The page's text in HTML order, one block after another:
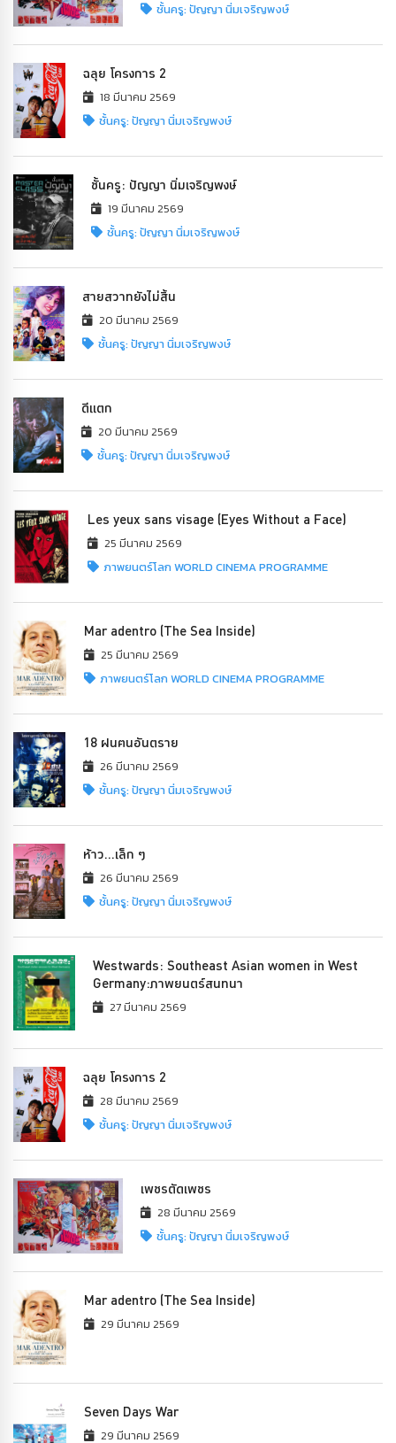
ชั้นครู: ปัญญา นิ่มเจริญพงษ์
ฉลุย โครงการ 2
18 มีนาคม 2569
ชั้นครู: ปัญญา นิ่มเจริญพงษ์
ชั้นครู: ปัญญา นิ่มเจริญพงษ์
19 มีนาคม 2569
ชั้นครู: ปัญญา นิ่มเจริญพงษ์
สายสวาทยังไม่สิ้น
20 มีนาคม 2569
ชั้นครู: ปัญญา นิ่มเจริญพงษ์
ดีแตก
20 มีนาคม 2569
ชั้นครู: ปัญญา นิ่มเจริญพงษ์
Les yeux sans visage (Eyes Without a Face)
25 มีนาคม 2569
ภาพยนตร์โลก WORLD CINEMA PROGRAMME
Mar adentro (The Sea Inside)
25 มีนาคม 2569
ภาพยนตร์โลก WORLD CINEMA PROGRAMME
18 ฝนฅนอันตราย
26 มีนาคม 2569
ชั้นครู: ปัญญา นิ่มเจริญพงษ์
ห้าว...เล็ก ๆ
26 มีนาคม 2569
ชั้นครู: ปัญญา นิ่มเจริญพงษ์
Westwards: Southeast Asian women in West
Germany:ภาพยนตร์สนทนา
27 มีนาคม 2569
ฉลุย โครงการ 2
28 มีนาคม 2569
ชั้นครู: ปัญญา นิ่มเจริญพงษ์
เพชรตัดเพชร
28 มีนาคม 2569
ชั้นครู: ปัญญา นิ่มเจริญพงษ์
Mar adentro (The Sea Inside)
29 มีนาคม 2569
Seven Days War
29 มีนาคม 2569